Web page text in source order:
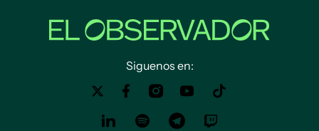
Siguenos en: